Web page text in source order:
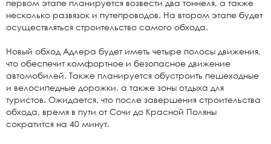
первом этапе планируется возвести два тоннеля, а также
несколько развязок и путепроводов. На втором этапе будет
осуществляться строительство самого обхода.
Новый обход Адлера будет иметь четыре полосы движения,
что обеспечит комфортное и безопасное движение
автомобилей. Также планируется обустроить пешеходные
и велосипедные дорожки, а также зоны отдыха для
туристов. Ожидается, что после завершения строительства
обхода, время в пути от Сочи до Красной Поляны
сократится на 40 минут.